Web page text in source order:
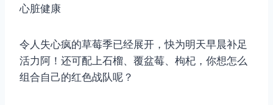
心脏健康
令人失心疯的草莓季已经展开，快为明天早晨补足
活力阿！还可配上石榴、覆盆莓、枸杞，你想怎么
组合自己的红色战队呢？